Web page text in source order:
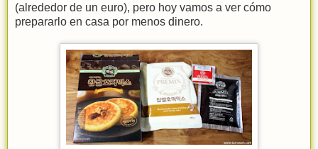
(alrededor de un euro), pero hoy vamos a ver cómo
prepararlo en casa por menos dinero.